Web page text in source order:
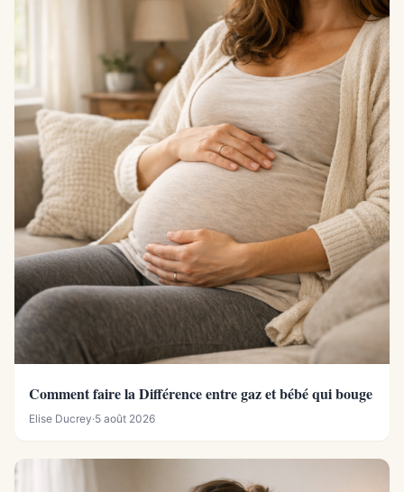
Comment faire la Différence entre gaz et bébé qui bouge
Elise Ducrey·5 août 2026